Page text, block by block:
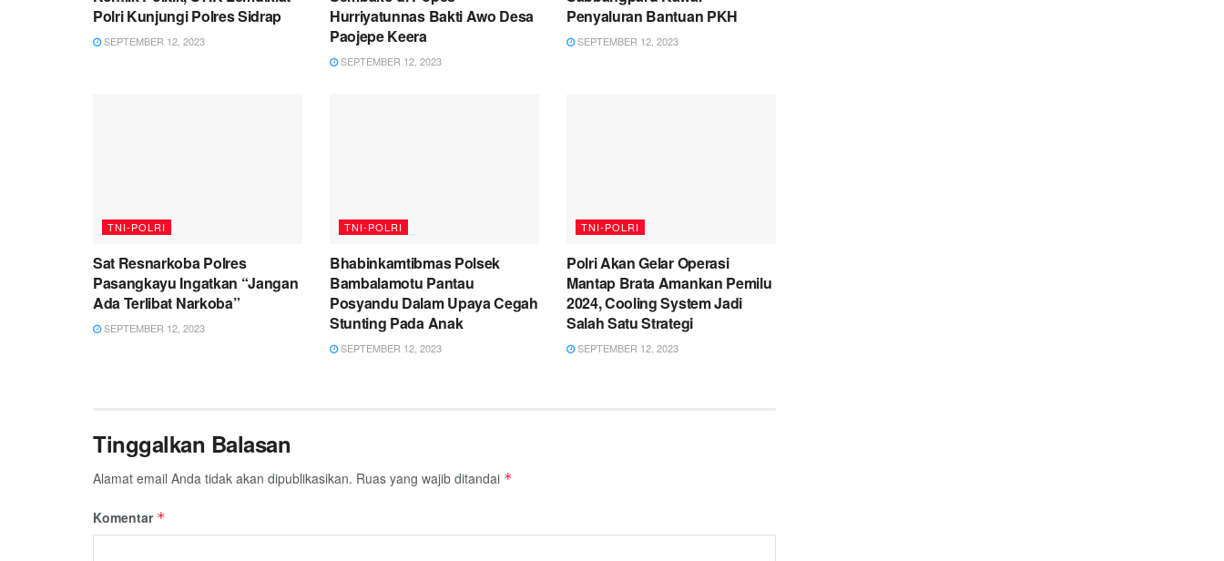
Polri Kunjungi Polres Sidrap
SEPTEMBER 12, 2023
Hurriyatunnas Bakti Awo Desa
Paojepe Keera
SEPTEMBER 12, 2023
Penyaluran Bantuan PKH
SEPTEMBER 12, 2023
TNI-POLRI
Sat Resnarkoba Polres
Pasangkayu Ingatkan “Jangan
Ada Terlibat Narkoba”
SEPTEMBER 12, 2023
TNI-POLRI
Bhabinkamtibmas Polsek
Bambalamotu Pantau
Posyandu Dalam Upaya Cegah
Stunting Pada Anak
SEPTEMBER 12, 2023
TNI-POLRI
Polri Akan Gelar Operasi
Mantap Brata Amankan Pemilu
2024, Cooling System Jadi
Salah Satu Strategi
SEPTEMBER 12, 2023
Tinggalkan Balasan
Alamat email Anda tidak akan dipublikasikan. Ruas yang wajib ditandai *
Komentar *